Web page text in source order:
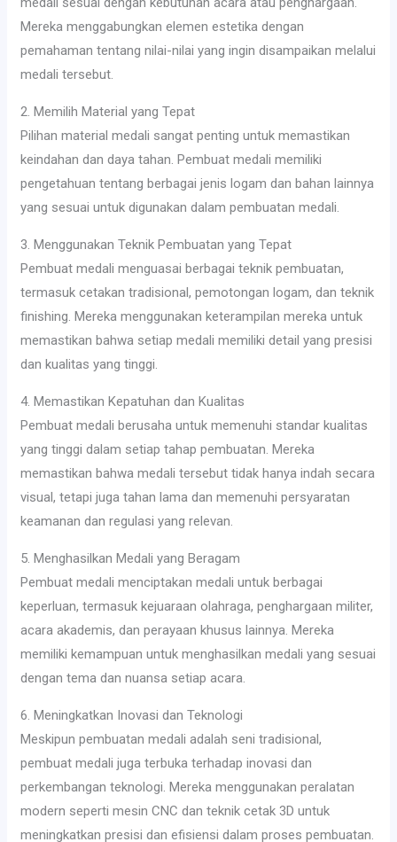
Mereka menggabungkan elemen estetika dengan
pemahaman tentang nilai-nilai yang ingin disampaikan melalui
medali tersebut.
2. Memilih Material yang Tepat
Pilihan material medali sangat penting untuk memastikan
keindahan dan daya tahan. Pembuat medali memiliki
pengetahuan tentang berbagai jenis logam dan bahan lainnya
yang sesuai untuk digunakan dalam pembuatan medali.
3. Menggunakan Teknik Pembuatan yang Tepat
Pembuat medali menguasai berbagai teknik pembuatan,
termasuk cetakan tradisional, pemotongan logam, dan teknik
finishing. Mereka menggunakan keterampilan mereka untuk
memastikan bahwa setiap medali memiliki detail yang presisi
dan kualitas yang tinggi.
4. Memastikan Kepatuhan dan Kualitas
Pembuat medali berusaha untuk memenuhi standar kualitas
yang tinggi dalam setiap tahap pembuatan. Mereka
memastikan bahwa medali tersebut tidak hanya indah secara
visual, tetapi juga tahan lama dan memenuhi persyaratan
keamanan dan regulasi yang relevan.
5. Menghasilkan Medali yang Beragam
Pembuat medali menciptakan medali untuk berbagai
keperluan, termasuk kejuaraan olahraga, penghargaan militer,
acara akademis, dan perayaan khusus lainnya. Mereka
memiliki kemampuan untuk menghasilkan medali yang sesuai
dengan tema dan nuansa setiap acara.
6. Meningkatkan Inovasi dan Teknologi
Meskipun pembuatan medali adalah seni tradisional,
pembuat medali juga terbuka terhadap inovasi dan
perkembangan teknologi. Mereka menggunakan peralatan
modern seperti mesin CNC dan teknik cetak 3D untuk
meningkatkan presisi dan efisiensi dalam proses pembuatan.